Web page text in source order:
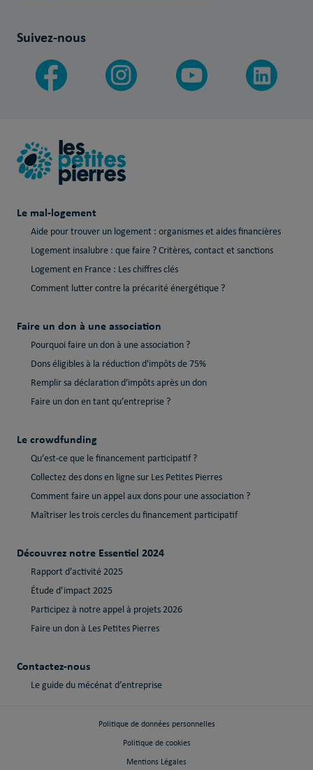
Suivez-nous
Le mal-logement
Aide pour trouver un logement : organismes et aides financières
Logement insalubre : que faire ? Critères, contact et sanctions
Logement en France : Les chiffres clés
Comment lutter contre la précarité énergétique ?
Faire un don à une association
Pourquoi faire un don à une association ?
Dons éligibles à la réduction d'impôts de 75%
Remplir sa déclaration d'impôts après un don
Faire un don en tant qu’entreprise ?
Le crowdfunding
Qu’est-ce que le financement participatif ?
Collectez des dons en ligne sur Les Petites Pierres
Comment faire un appel aux dons pour une association ?
Maîtriser les trois cercles du financement participatif
Découvrez notre Essentiel 2024
Rapport d’activité 2025
Étude d’impact 2025
Participez à notre appel à projets 2026
Faire un don à Les Petites Pierres
Contactez-nous
Le guide du mécénat d’entreprise
Politique de données personnelles
Politique de cookies
Mentions Légales